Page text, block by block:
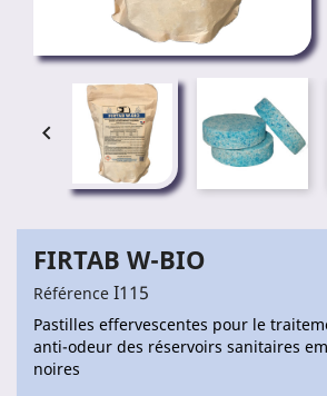

FIRTAB W-BIO
Référence I115
Pastilles effervescentes pour le
anti-odeur des réservoirs sanitaires
noires